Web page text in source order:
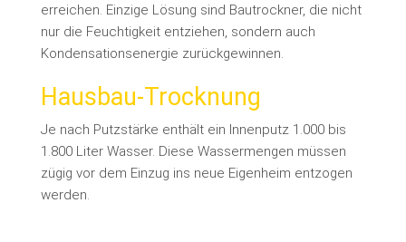
erreichen. Einzige Lösung sind Bautrockner, die nicht
nur die Feuchtigkeit entziehen, sondern auch
Kondensationsenergie zurückgewinnen.
Hausbau-Trocknung
Je nach Putzstärke enthält ein Innenputz 1.000 bis
1.800 Liter Wasser. Diese Wassermengen müssen
zügig vor dem Einzug ins neue Eigenheim entzogen
werden.